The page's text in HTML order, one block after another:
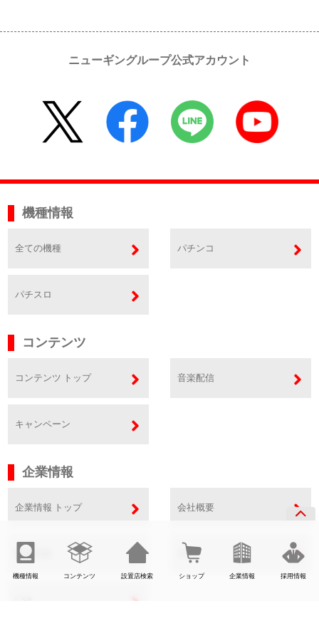
機種情報 コンテンツ 設置店検索 ショップ 企業情報 採用情報
ニューギングループ公式アカウント
機種情報
全ての機種 パチンコ
パチスロ
コンテンツ
コンテンツ トップ 音楽配信
キャンペーン
企業情報
企業情報 トップ 会社概要
事業内容 SDGs